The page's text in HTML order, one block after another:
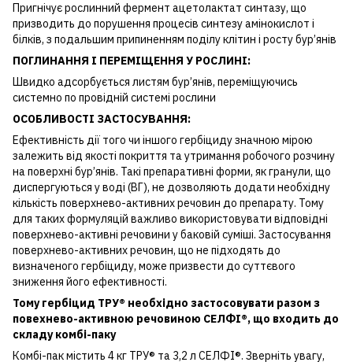
Пригнічує рослинний фермент ацетолактат синтазу, що
призводить до порушення процесів синтезу амінокислот і
білків, з подальшим припиненням поділу клітин і росту бур’янів
ПОГЛИНАННЯ І ПЕРЕМІЩЕННЯ У РОСЛИНІ:
Швидко адсорбується листям бур’янів, переміщуючись
системно по провідній системі рослини
ОСОБЛИВОСТІ ЗАСТОСУВАННЯ:
Ефективність дії того чи іншого гербіциду значною мірою
залежить від якості покриття та утримання робочого розчину
на поверхні бур’янів. Такі препаративні форми, як гранули, що
диспергуються у воді (ВГ), не дозволяють додати необхідну
кількість поверхнево-активних речовин до препарату. Тому
для таких формуляцій важливо використовувати відповідні
поверхнево-активні речовини у баковій суміші. Застосування
поверхнево-активних речовин, що не підходять до
визначеного гербіциду, може призвести до суттєвого
зниження його ефективності.
Тому гербіцид ТРУ® необхідно застосовувати разом з
повехнево-активною речовиною СЕЛФІ®, що входить до
складу комбі-паку
Комбі-пак містить 4 кг ТРУ® та 3,2 л СЕЛФІ®. Зверніть увагу,